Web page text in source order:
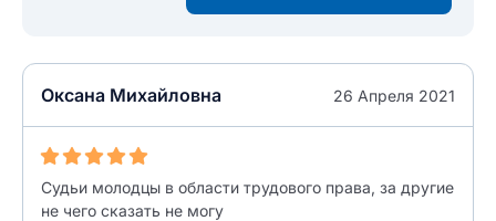
Оксана Михайловна 26 Апреля 2021
Судьи молодцы в области трудового права, за другие
не чего сказать не могу